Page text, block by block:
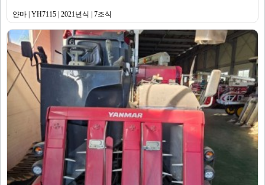
얀마 | YH7115 | 2021년식 | 7조식